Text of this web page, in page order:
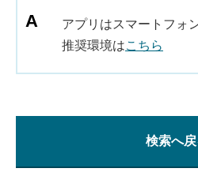
アプリはスマートフォ
推奨環境はこちら
検索へ戻